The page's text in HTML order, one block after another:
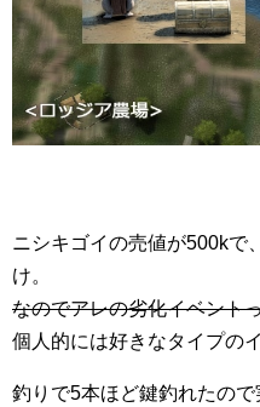
ニシキゴイの売値が500kで
け。
なのでアレの劣化イベント
個人的には好きなタイプの
釣りで5本ほど鍵釣れたの